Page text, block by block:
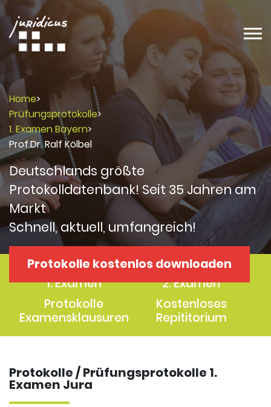
Home>
Prüfungsprotokolle>
1. Examen Bayern>
Prof.Dr. Ralf Kölbel
Deutschlands größte
Protokolldatenbank! Seit 35 Jahren am
Markt
Schnell, aktuell, umfangreich!
Protokolle kostenlos downloaden
Protokolle
1. Examen
Protokolle
2. Examen
Protokolle
Examensklausuren
Kostenloses
Repititorium
Protokolle / Prüfungsprotokolle 1.
Examen Jura